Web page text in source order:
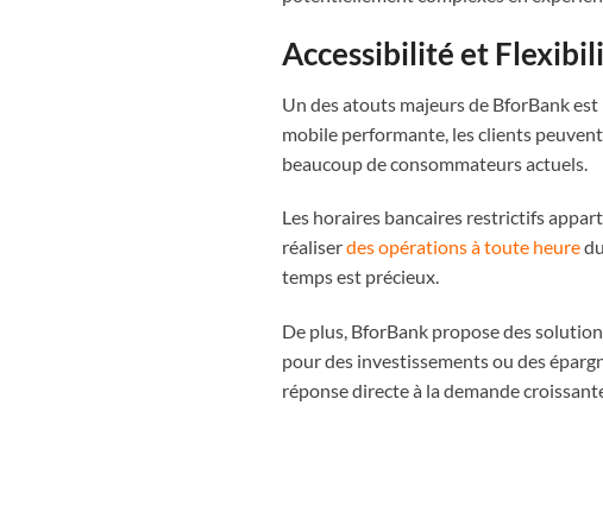
Accessibilité et
Un des atouts majeurs de BforBank
mobile performante, les clients
beaucoup de consommateurs actuels.
Les horaires bancaires restrictifs
réaliserdes opérations à toute heure
temps est précieux.
De plus, BforBank propose des
pour des investissements ou des
réponse directe à la demande